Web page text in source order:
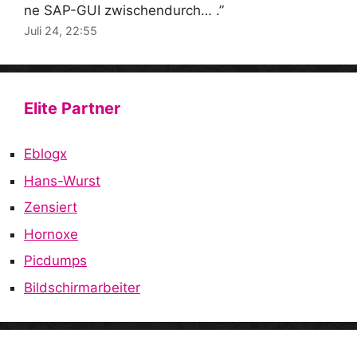
ne SAP-GUI zwischendurch… .”
Juli 24, 22:55
Elite Partner
Eblogx
Hans-Wurst
Zensiert
Hornoxe
Picdumps
Bildschirmarbeiter